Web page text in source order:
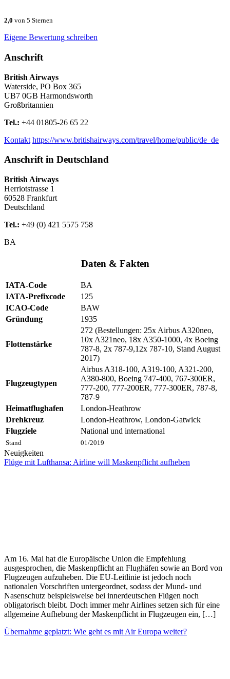
2,0 von 5 Sternen
Eigene Bewertung schreiben
Anschrift
British Airways
Waterside, PO Box 365
UB7 0GB Harmondsworth
Großbritannien
Tel.: +44 01805-26 65 22
Kontakt https://www.britishairways.com/travel/home/public/de_de
Anschrift in Deutschland
British Airways
Herriotstrasse 1
60528 Frankfurt
Deutschland
Tel.: +49 (0) 421 5575 758
BA
Daten & Fakten
Stand 01/2019
IATA-Code
BA
IATA-Prefixcode
125
ICAO-Code
BAW
Gründung
1935
Flottenstärke
272 (Bestellungen: 25x Airbus A320neo,
10x A321neo, 18x A350-1000, 4x Boeing
787-8, 2x 787-9,12x 787-10, Stand August
2017)
Flugzeugtypen
Airbus A318-100, A319-100, A321-200,
A380-800, Boeing 747-400, 767-300ER,
777-200, 777-200ER, 777-300ER, 787-8,
787-9
Heimatflughafen
London-Heathrow
Drehkreuz
London-Heathrow, London-Gatwick
Flugziele
National und international
Neuigkeiten
Flüge mit Lufthansa: Airline will Maskenpflicht aufheben
Am 16. Mai hat die Europäische Union die Empfehlung
ausgesprochen, die Maskenpflicht an Flughäfen sowie an Bord von
Flugzeugen aufzuheben. Die EU-Leitlinie ist jedoch noch
nationalen Vorschriften untergeordnet, sodass der Mund- und
Nasenschutz beispielsweise bei innerdeutschen Flügen noch
obligatorisch bleibt. Doch immer mehr Airlines setzen sich für eine
allgemeine Aufhebung der Maskenpflicht in Flugzeugen ein, […]
Übernahme geplatzt: Wie geht es mit Air Europa weiter?